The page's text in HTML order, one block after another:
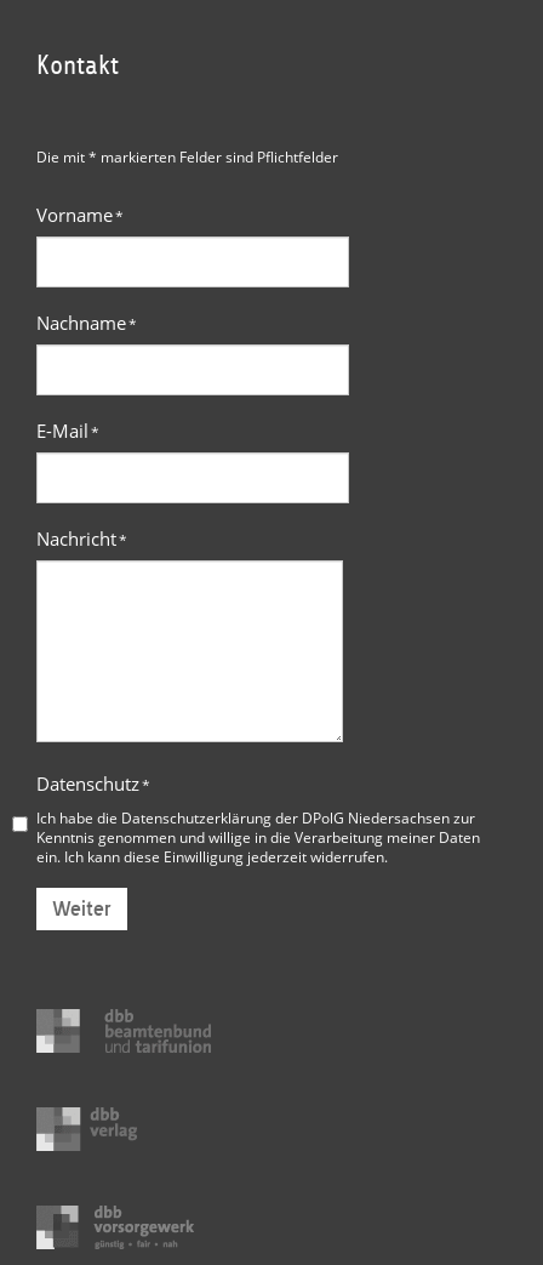
Kontakt
Die mit * markierten Felder sind Pflichtfelder
Vorname*
Nachname*
E-Mail*
Nachricht*
Datenschutz*
Ich habe die Datenschutzerklärung der DPolG Niedersachsenzur
Kenntnis genommen und willige in die Verarbeitung meiner Daten
ein. Ich kann diese Einwilligung jederzeit widerrufen.
Weiter